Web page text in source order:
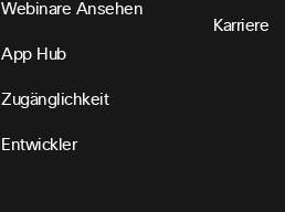
Webinare Ansehen
App Hub
Zugänglichkeit
Entwickler
Karriere